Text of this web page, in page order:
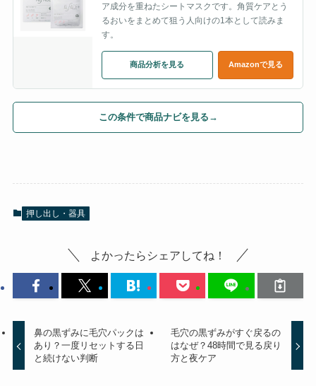
ア成分を重ねたシートマスクです。角質ケアとう
るおいをまとめて狙う人向けの1本として読みま
す。
商品分析を見る Amazonで見る
この条件で商品ナビを見る →
押し出し・器具
よかったらシェアしてね！
鼻の黒ずみに毛穴パックは
あり？一度リセットする日
と続けない判断
毛穴の黒ずみがすぐ戻るの
はなぜ？48時間で見る戻り
方と夜ケア